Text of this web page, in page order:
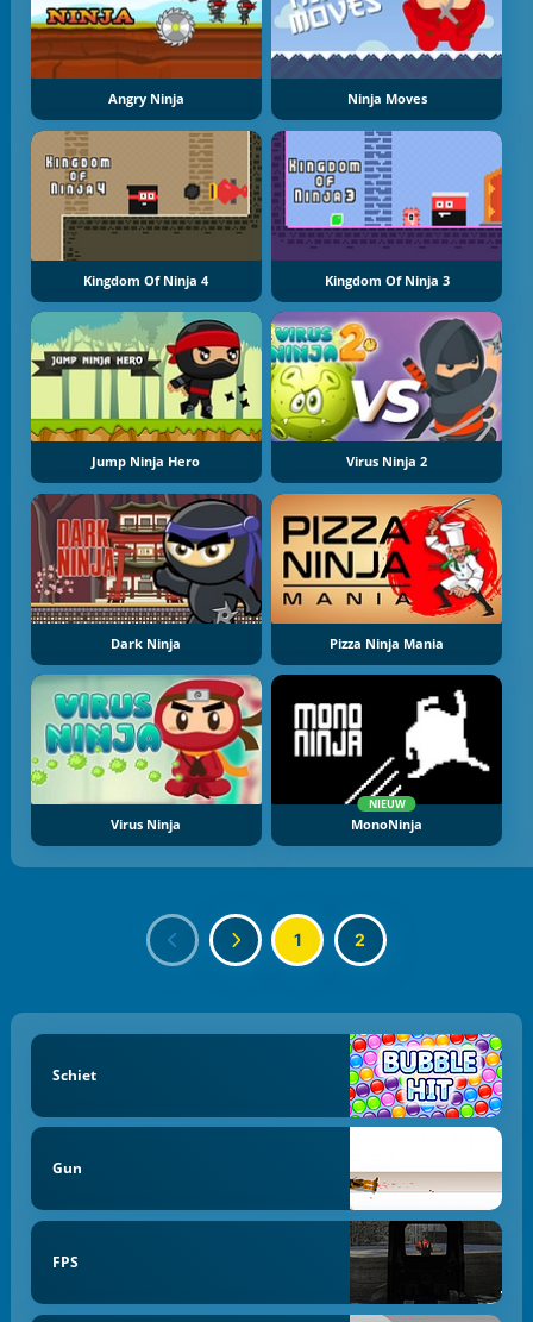
Angry Ninja Ninja Moves
Kingdom Of Ninja 4 Kingdom Of Ninja 3
Jump Ninja Hero Virus Ninja 2
Dark Ninja Pizza Ninja Mania
Virus Ninja
NIEUW
MonoNinja
1 2
Schiet
Gun
FPS